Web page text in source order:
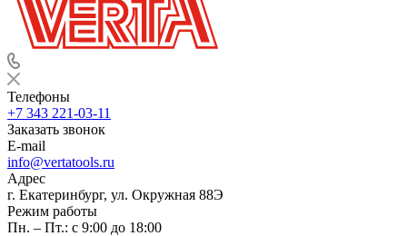
Телефоны
+7 343 221-03-11
Заказать звонок
E-mail
info@vertatools.ru
Адрес
г. Екатеринбург, ул. Окружная 88Э
Режим работы
Пн. – Пт.: с 9:00 до 18:00